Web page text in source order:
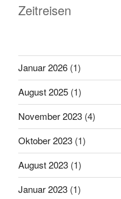
Zeitreisen
Januar 2026 (1)
August 2025 (1)
November 2023 (4)
Oktober 2023 (1)
August 2023 (1)
Januar 2023 (1)